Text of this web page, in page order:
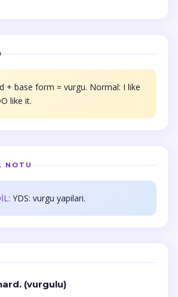
+ base form = vurgu. Normal: I like
like it.
NOTU
YDS: vurgu yapilari.
(vurgulu)